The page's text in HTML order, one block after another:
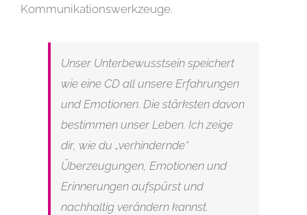
Kommunikationswerkzeuge.
Unser Unterbewusstsein speichert
wie eine CD all unsere Erfahrungen
und Emotionen. Die stärksten davon
bestimmen unser Leben. Ich zeige
dir, wie du „verhindernde“
Überzeugungen, Emotionen und
Erinnerungen aufspürst und
nachhaltig verändern kannst.